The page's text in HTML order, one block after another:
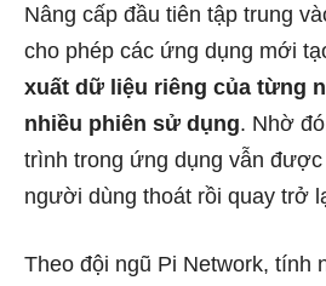
Nâng cấp đầu tiên tập trung
cho phép các ứng dụng mới
xuất dữ liệu riêng của từng
nhiều phiên sử dụng. Nhờ
trình trong ứng dụng vẫn
người dùng thoát rồi quay trở
Theo đội ngũ Pi Network, tính